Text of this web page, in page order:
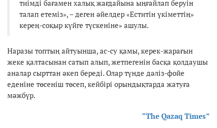
тиімді бағамен халық жағдайына ыңғайлап беруін
талап етеміз», – деген әйелдер «Еститін үкіметтің»
керең-соқыр күйге түскеніне» ашулы.
Наразы топтың айтуынша, ас-су қамы, керек-жарағын
жеке қалтасынан сатып алып, жетпегенін басқа қолдаушы
аналар сырттан әкеп береді. Олар түнде дәліз-фойе
еденіне төсеніш төсеп, кейбірі орындықтарда жатуға
мәжбүр.
“The Qazaq Times”